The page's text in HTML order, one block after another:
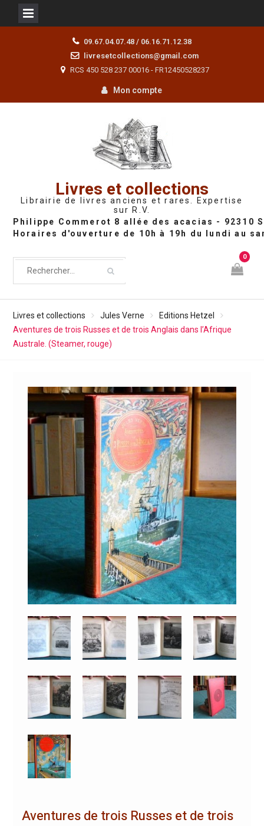
09.67.04.07.48 / 06.16.71.12.38
livresetcollections@gmail.com
RCS 450 528 237 00016 - FR12450528237
Mon compte
Livres et collections
Librairie de livres anciens et rares. Expertise
sur R.V.
0
Livres et collections Jules Verne
Editions Hetzel
Aventures de trois Russes et de trois Anglais dans l’Afrique
Australe. (Steamer, rouge)
Aventures de trois Russes et de trois